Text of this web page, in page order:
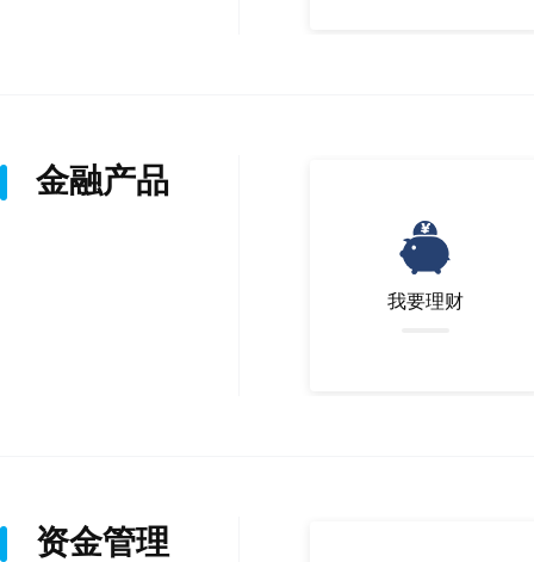
金融产品
我要理财
资金管理